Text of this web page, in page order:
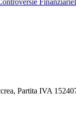
Finanziarie
Partita IVA